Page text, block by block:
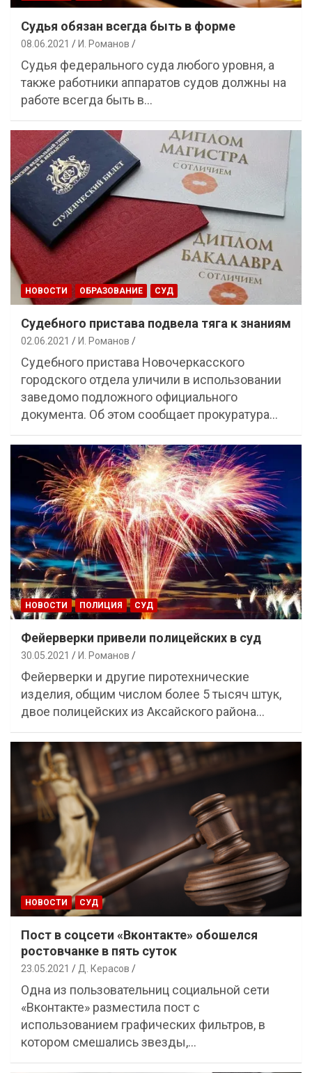
Судья обязан всегда быть в форме
08.06.2021 И. Романов
Судья федерального суда любого уровня, а
также работники аппаратов судов должны на
работе всегда быть в…
НОВОСТИ ОБРАЗОВАНИЕ СУД
Судебного пристава подвела тяга к знаниям
02.06.2021 И. Романов
Судебного пристава Новочеркасского
городского отдела уличили в использовании
заведомо подложного официального
документа. Об этом сообщает прокуратура…
НОВОСТИ ПОЛИЦИЯ СУД
Фейерверки привели полицейских в суд
30.05.2021 И. Романов
Фейерверки и другие пиротехнические
изделия, общим числом более 5 тысяч штук,
двое полицейских из Аксайского района…
НОВОСТИ СУД
Пост в соцсети «Вконтакте» обошелся
ростовчанке в пять суток
23.05.2021 Д. Керасов
Одна из пользовательниц социальной сети
«Вконтакте» разместила пост с
использованием графических фильтров, в
котором смешались звезды,…